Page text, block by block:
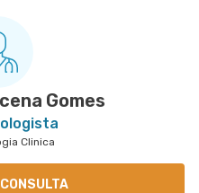
Paulo - SP
Central
Gomes
Clinica